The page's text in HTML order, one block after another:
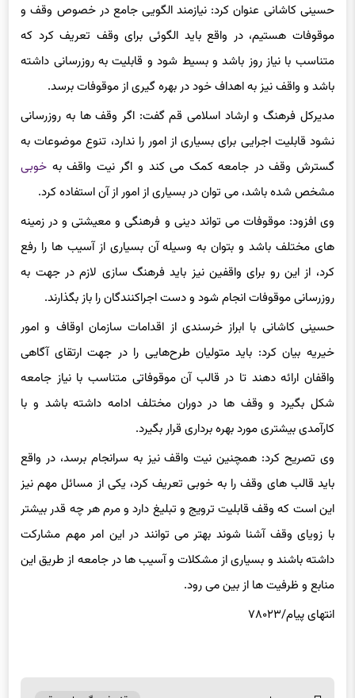
حسینی کاشانی عنوان کرد: نیازمند الگویی جامع در خصوص وقف و
موقوفات هستیم، در واقع باید الگوئی برای وقف تعریف کرد که
متناسب با نیاز روز باشد و بسیط شود و قابلیت به روزرسانی داشته
باشد و واقف نیز به اهداف خود در بهره گیری از موقوفات برسد.
مدیرکل فرهنگ و ارشاد اسلامی قم گفت: اگر وقف ها به روزرسانی
نشود قابلیت اجرایی برای بسیاری از امور را ندارد، تنوع موضوعات به
گسترش وقف در جامعه کمک می کند و اگر نیت واقف به خوبی
مشخص شده باشد، می توان در بسیاری از امور از آن استفاده کرد.
وی افزود: موقوفات می تواند دینی و فرهنگی و معیشتی و در زمینه
های مختلف باشد و بتوان به وسیله آن بسیاری از آسیب ها را رفع
کرد، از این رو برای واقفیننیز باید فرهنگ سازی لازم در جهت به
روزرسانی موقوفات انجام شود و دستاجراکنندگانرا باز بگذارند.
حسینی کاشانی با ابراز خرسندی از اقدامات سازمان اوقاف و امور
خیریه بیان کرد: باید متولیان طرح‌هایی را در جهت ارتقای آگاهی
واقفان ارائه دهند تا در قالب آن موقوفاتی متناسب با نیاز جامعه
شکل بگیرد و وقف ها در دوران مختلف ادامه داشته باشد و با
کارآمدی بیشتری مورد بهره برداری قرار بگیرد.
وی تصریح کرد: همچنین نیت واقف نیز به سرانجام برسد، در واقع
باید قالب های وقف را به خوبی تعریف کرد، یکی از مسائل مهم نیز
این است که وقف قابلیت ترویج و تبلیغ دارد و مرم هر چه قدر بیشتر
با زویای وقف آشنا شوند بهتر می توانند در این امر مهم مشارکت
داشته باشند و بسیاری از مشکلات و آسیب ها در جامعه از طریق این
منابع و ظرفیت ها از بین می رود.
انتهایپیام/۷۸۰۲۳